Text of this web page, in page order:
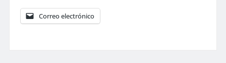
Correo electrónico